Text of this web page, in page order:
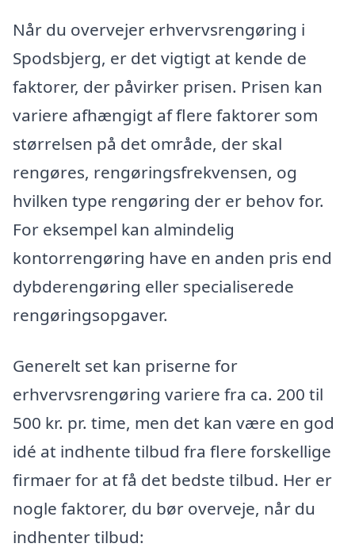
Når du overvejer erhvervsrengøring i
Spodsbjerg, er det vigtigt at kende de
faktorer, der påvirker prisen. Prisen kan
variere afhængigt af flere faktorer som
størrelsen på det område, der skal
rengøres, rengøringsfrekvensen, og
hvilken type rengøring der er behov for.
For eksempel kan almindelig
kontorrengøring have en anden pris end
dybderengøring eller specialiserede
rengøringsopgaver.
Generelt set kan priserne for
erhvervsrengøring variere fra ca. 200 til
500 kr. pr. time, men det kan være en god
idé at indhente tilbud fra flere forskellige
firmaer for at få det bedste tilbud. Her er
nogle faktorer, du bør overveje, når du
indhenter tilbud: